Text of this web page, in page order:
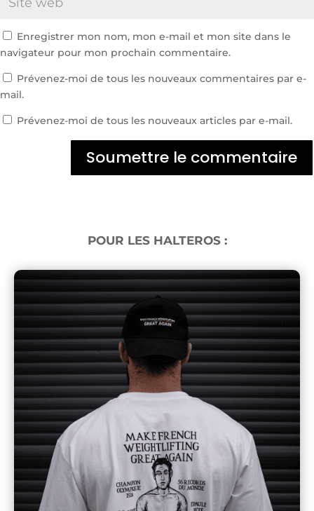
Enregistrer mon nom, mon e-mail et mon site dans le
navigateur pour mon prochain commentaire.
Prévenez-moi de tous les nouveaux commentaires par e-
mail.
Prévenez-moi de tous les nouveaux articles par e-mail.
Soumettre le commentaire
POUR LES HALTEROS :